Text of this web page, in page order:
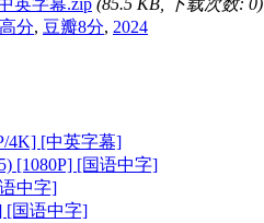
高分, 豆瓣8分, 2024
4K] [中英字幕]
[1080P] [国语中字]
中字]
[国语中字]